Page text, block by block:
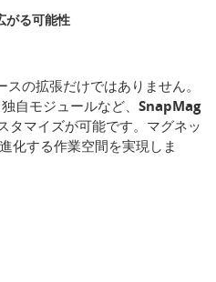
がる可能性
の拡張だけではありません。
自モジュールなど、 SnapMag
タマイズが可能です。マグネッ
化する作業空間を実現しま